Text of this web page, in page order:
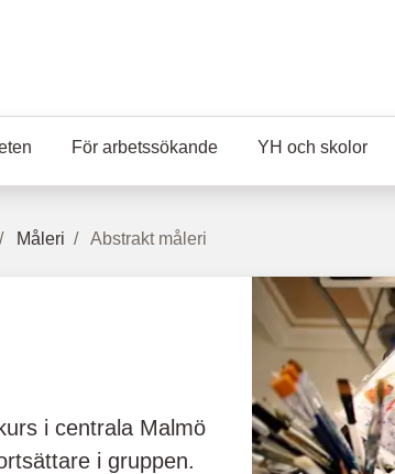
För arbetssökande YH och skolor
Måleri Abstrakt måleri
i centrala Malmö
i gruppen.